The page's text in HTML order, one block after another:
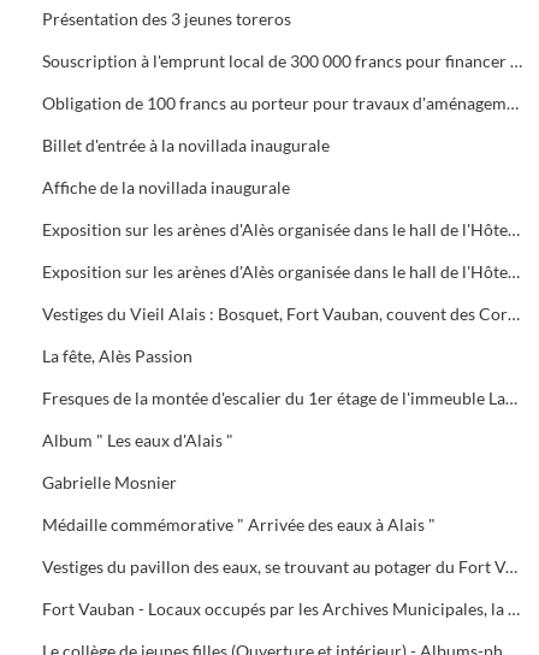
Présentation des 3 jeunes toreros
Souscription à l'emprunt local de 300 000 francs pour financer les travaux d'aménagement des arènes
Obligation de 100 francs au porteur pour travaux d'aménagement des arènes
Billet d'entrée à la novillada inaugurale
Affiche de la novillada inaugurale
Exposition sur les arènes d'Alès organisée dans le hall de l'Hôtel de Ville par les Archives Municipales à l'occasion de la féria 1995
Exposition sur les arènes d'Alès organisée dans le hall de l'Hôtel de Ville par les Archives Municipales à l'occasion de la féria 1995
Vestiges du Vieil Alais : Bosquet, Fort Vauban, couvent des Cordeliers (ancien théâtre), parc du Colombier
La fête, Alès Passion
Fresques de la montée d'escalier du 1er étage de l'immeuble Lahondès, rue de Beausset, découvertes lors des travaux
Album " Les eaux d'Alais "
Gabrielle Mosnier
Médaille commémorative " Arrivée des eaux à Alais "
Vestiges du pavillon des eaux, se trouvant au potager du Fort Vauban. Frontons
Fort Vauban - Locaux occupés par les Archives Municipales, la Pena Ricard, le fonds ancien de la Bibliothèque